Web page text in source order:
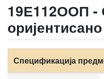
19Е112ООП -
Спецификација